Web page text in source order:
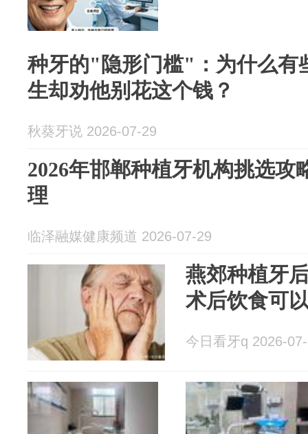
种牙的"隐形门槛"：为什么有
生却劝他别花这个钱？
秋葵牙说 2026-07-29
2026年邯郸种植牙机构挑选攻
理
临泽融媒健康频道 2026-07-29
燕郊种植牙
术后饮食可
今日看牙q 2026-